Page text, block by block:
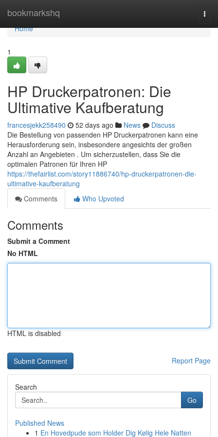
bookmarkshq
Home
Home
1
HP Druckerpatronen: Die
Ultimative Kaufberatung
francesjekk258490 52 days ago News
Discuss
Die Bestellung von passenden HP Druckerpatronen kann eine
Herausforderung sein, insbesondere angesichts der großen
Anzahl an Angebieten . Um sicherzustellen, dass Sie die
optimalen Patronen für Ihren HP
https://thefairlist.com/story11886740/hp-druckerpatronen-die-
ultimative-kaufberatung
Comments
Who Upvoted
Comments
Submit a Comment
No HTML
HTML is disabled
Report Page
Search
Go
Published News
1 En Hovedpude som Holder Dig Kølig Hele Natten